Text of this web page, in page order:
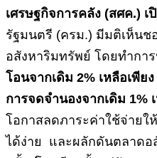
เศรษฐกิจการคลัง (สศค.) เ
รัฐมนตรี (ครม.) มีมติเห็นช
อสังหาริมทรัพย์ โดยทำกา
โอนจากเดิม 2% เหลือเพีย
การจดจำนองจากเดิม 1%
โอกาสลดภาระค่าใช้จ่ายใ
ได้ง่าย และผลักดันตลาดอ